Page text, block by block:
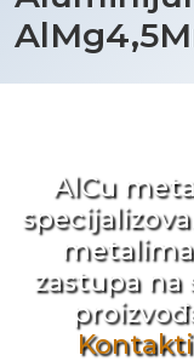
AlCu
zastupa na